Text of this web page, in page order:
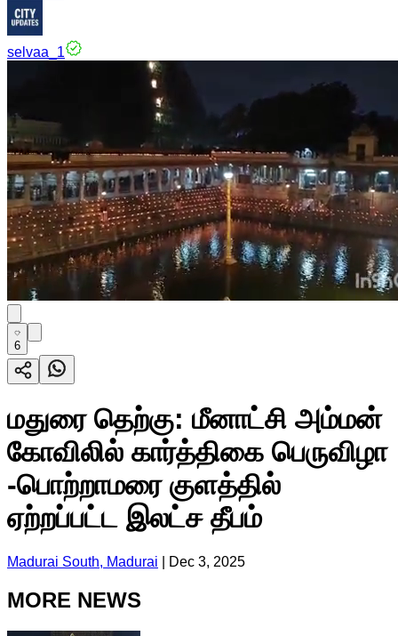
selvaa_1
6
மதுரை தெற்கு: மீனாட்சி அம்மன்
கோவிலில் கார்த்திகை பெருவிழா
-பொற்றாமரை குளத்தில்
ஏற்றப்பட்ட இலட்ச தீபம்
Madurai South, Madurai Dec 3, 2025
MORE NEWS